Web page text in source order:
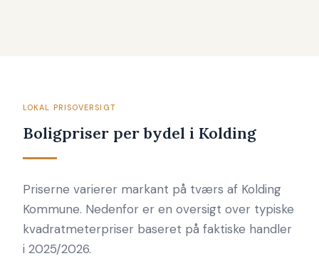
LOKAL PRISOVERSIGT
Boligpriser per bydel i Kolding
Priserne varierer markant på tværs af Kolding
Kommune. Nedenfor er en oversigt over typiske
kvadratmeterpriser baseret på faktiske handler
i 2025/2026.